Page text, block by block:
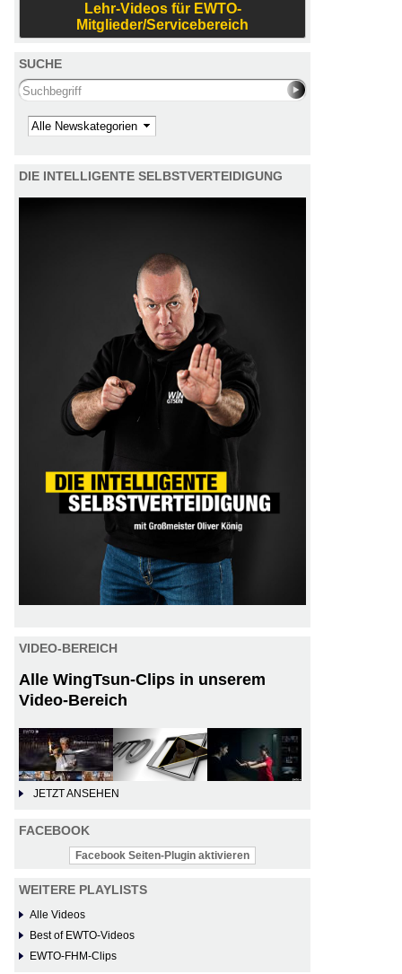
Lehr-Videos für EWTO-
Mitglieder/Servicebereich
SUCHE
Search this site
Kategorie
DIE INTELLIGENTE SELBSTVERTEIDIGUNG
VIDEO-BEREICH
Alle WingTsun-Clips in unserem
Video-Bereich
JETZT ANSEHEN
FACEBOOK
Facebook Seiten-Plugin aktivieren
WEITERE PLAYLISTS
Alle Videos
Best of EWTO-Videos
EWTO-FHM-Clips